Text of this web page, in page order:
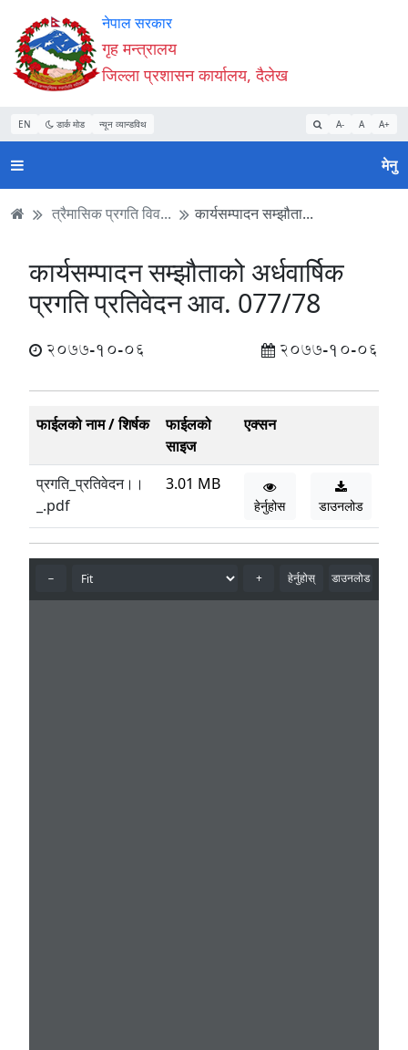
Accessibility
Mode
सुरु
गर्नुहोस्
सामाग्री
पढ्नुहाेस्
नेभिगेसन
पढ्नुहाेस्
वेबसाइट
खोजमा
जानुहोस्
नेपाल सरकार
गृह मन्त्रालय
जिल्ला प्रशासन कार्यालय, दैलेख
EN डार्क मोड न्यून व्यान्डविथ A- A A+
मेनु
त्रैमासिक प्रगति विव... कार्यसम्पादन सम्झौता...
कार्यसम्पादन सम्झौताको अर्धवार्षिक
प्रगति प्रतिवेदन आव. 077/78
2077-10-06 2077-10-06
फाईलको नाम / शिर्षक
फाईलको
साइज
एक्सन
प्रगति_प्रतिवेदन।।
_.pdf
3.01 MB
हेर्नुहोस डाउनलोड